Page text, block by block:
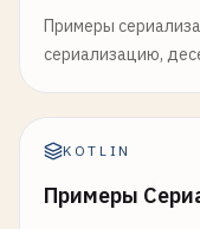
Примеры
сериализацию,
KOTLIN
Примеры